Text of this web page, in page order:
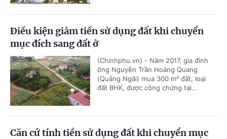
Điều kiện giảm tiền sử dụng đất khi chuyển
mục đích sang đất ở
(Chinhphu.vn) - Năm 2017, gia đình
ông Nguyễn Trần Hoàng Quang
(Quảng Ngãi) mua 300 m² đất, loại
đất BHK, được công chứng tại...
Căn cứ tính tiền sử dụng đất khi chuyển mục